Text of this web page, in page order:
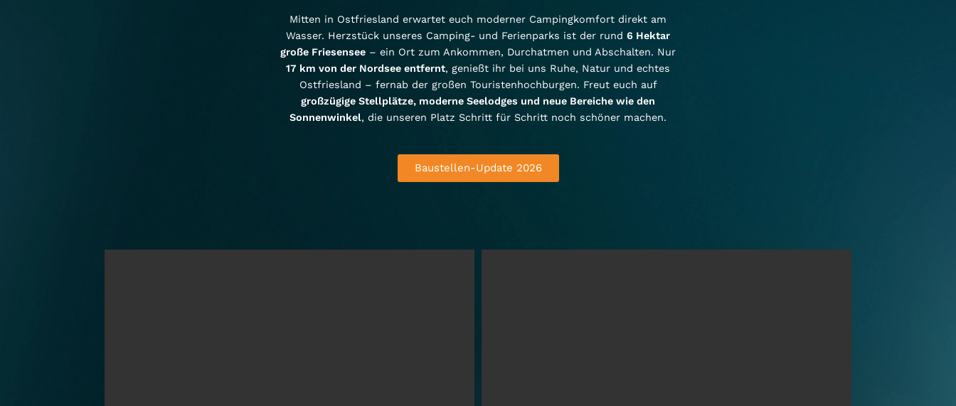
Mitten in Ostfriesland erwartet euch moderner Campingkomfort direkt am
Wasser. Herzstück unseres Camping- und Ferienparks ist der rund 6 Hektar
große Friesensee – ein Ort zum Ankommen, Durchatmen und Abschalten. Nur
17 km von der Nordsee entfernt, genießt ihr bei uns Ruhe, Natur und echtes
Ostfriesland – fernab der großen Touristenhochburgen. Freut euch auf
großzügige Stellplätze, moderne Seelodges und neue Bereiche wie den
Sonnenwinkel, die unseren Platz Schritt für Schritt noch schöner machen.
Baustellen-Update 2026